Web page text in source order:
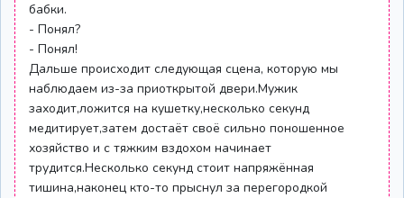
бабки.
- Понял?
- Понял!
Дальше происходит следующая сцена, которую мы
наблюдаем из-за приоткрытой двери.Мужик
заходит,ложится на кушетку,несколько секунд
медитирует,затем достаёт своё сильно поношенное
хозяйство и с тяжким вздохом начинает
трудится.Несколько секунд стоит напряжённая
тишина,наконец кто-то прыснул за перегородкой